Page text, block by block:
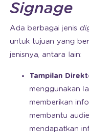
Signage
Ada berbagai jenis
untuk tujuan yang
jenisnya, antara lain:
Tampilan
menggunakan
memberikan
membantu
mendapatkan